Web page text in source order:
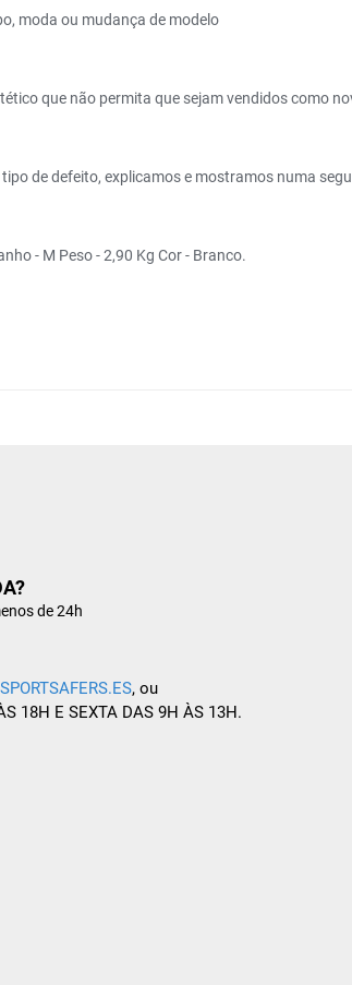
moda ou mudança de modelo
que não permita que sejam vendidos como
de defeito, explicamos e mostramos numa
- M Peso - 2,90 Kg Cor - Branco.
de 24h
, ou
18H E SEXTA DAS 9H ÀS 13H.